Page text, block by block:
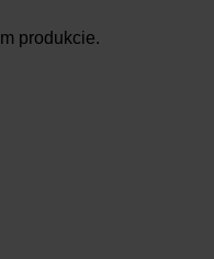
produkcie.